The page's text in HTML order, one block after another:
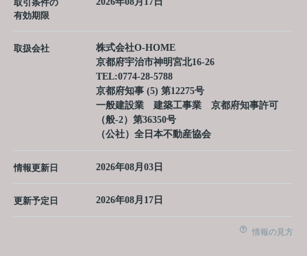
取引条件の
有効期限
取扱会社
株式会社O-HOME
京都府宇治市神明宮北16-26
TEL:0774-28-5788
京都府知事 (5) 第12275号
一般建設業 建築工事業 京都府知事許可
（般-2）第36350号
（公社）全日本不動産協会
情報更新日 2026年08月03日
更新予定日 2026年08月17日
情報の見方